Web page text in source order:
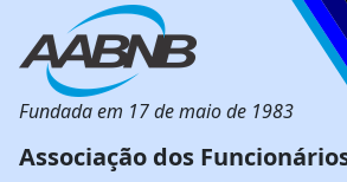
Fundada em 17 de maio de 1983
Associação dos